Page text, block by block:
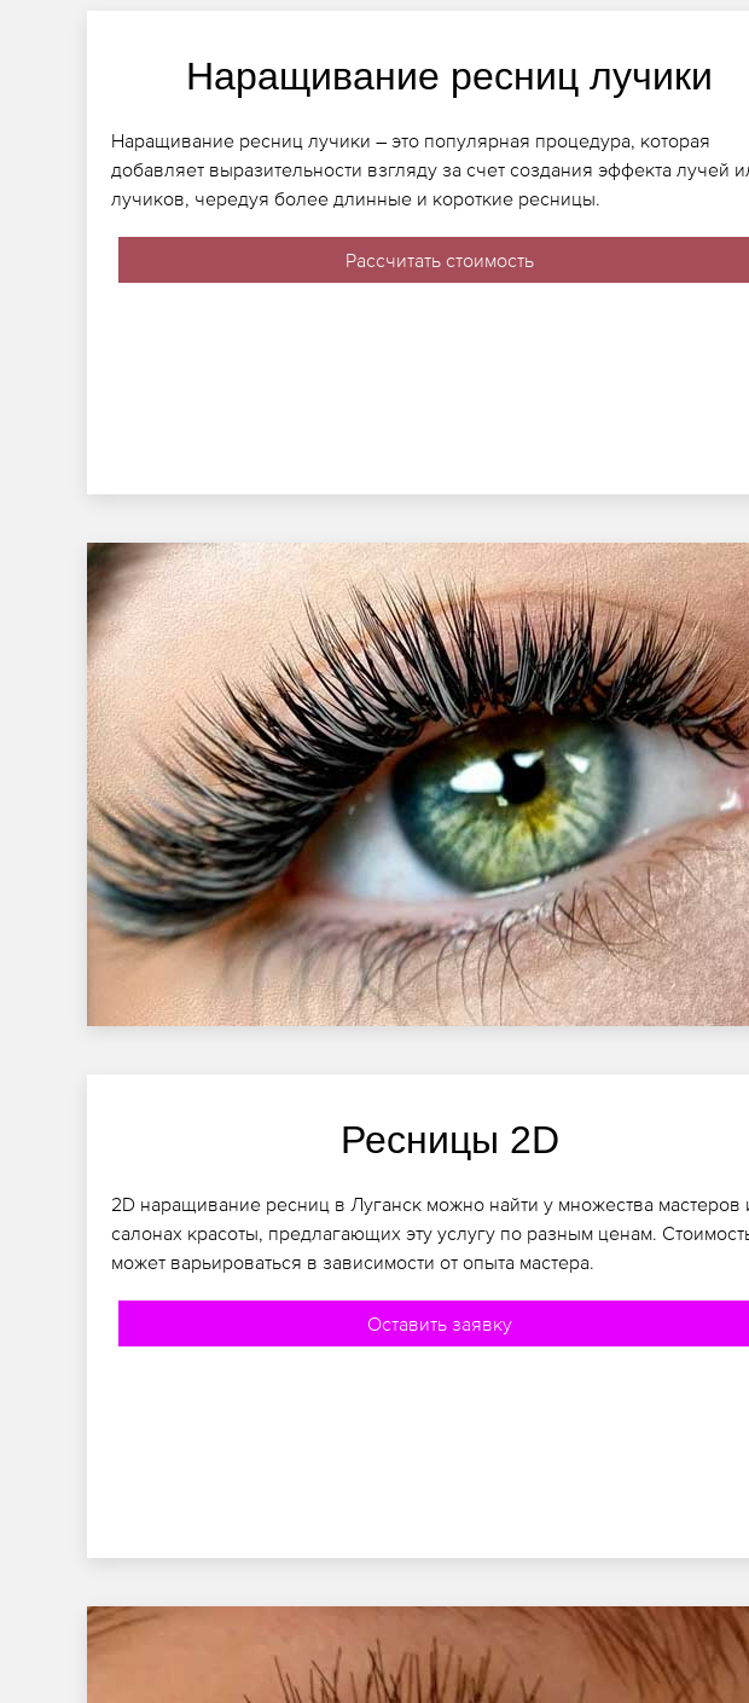
Наращивание ресниц лучики
Наращивание ресниц лучики – это популярная процедура, которая
добавляет выразительности взгляду за счет создания эффекта лучей
лучиков, чередуя более длинные и короткие ресницы.
Рассчитать стоимость
Ресницы 2D
2D наращивание ресниц в Луганск можно найти у множества мастеров
салонах красоты, предлагающих эту услугу по разным ценам.
может варьироваться в зависимости от опыта мастера.
Оставить заявку